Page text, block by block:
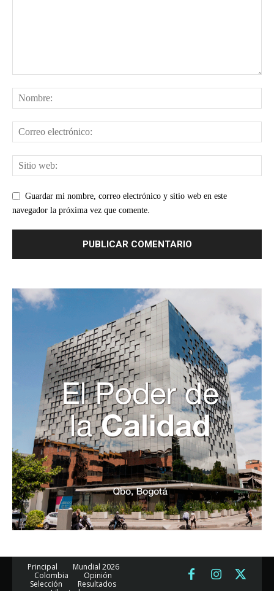
Guardar mi nombre, correo electrónico y sitio web en este
navegador la próxima vez que comente.
Principal
Mundial 2026
Colombia
Opinión
Selección
Resultados